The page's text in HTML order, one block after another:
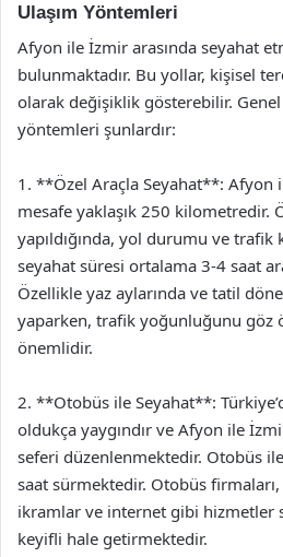
Ulaşım Yöntemleri
Afyon ile İzmir arasında seyahat
bulunmaktadır. Bu yollar, kişisel
olarak değişiklik gösterebilir. Genel
yöntemleri şunlardır:
1. **Özel Araçla Seyahat**: Afyon
mesafe yaklaşık 250 kilometredir.
yapıldığında, yol durumu ve trafik
seyahat süresi ortalama 3-4 saat
Özellikle yaz aylarında ve tatil
yaparken, trafik yoğunluğunu göz
önemlidir.
2. **Otobüs ile Seyahat**:
oldukça yaygındır ve Afyon ile
seferi düzenlenmektedir. Otobüs
saat sürmektedir. Otobüs
ikramlar ve internet gibi hizmetler
keyifli hale getirmektedir.